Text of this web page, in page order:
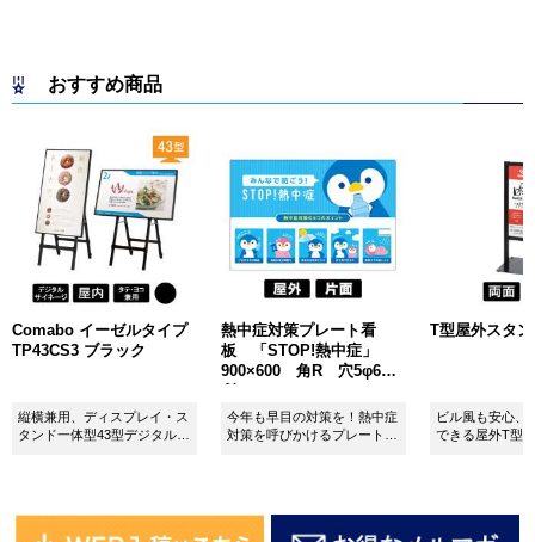
おすすめ商品
Comabo イーゼルタイプ
TP43CS3 ブラック
縦横兼用、ディスプレイ・ス
タンド一体型43型デジタルサ
熱中症対策プレート看
板 「STOP!熱中症」
900×600 角R 穴5φ6カ
今年も早目の対策を！熱中症
対策を呼びかけるプレート看
T型屋外スタ
ビル風も安心、
できる屋外T型